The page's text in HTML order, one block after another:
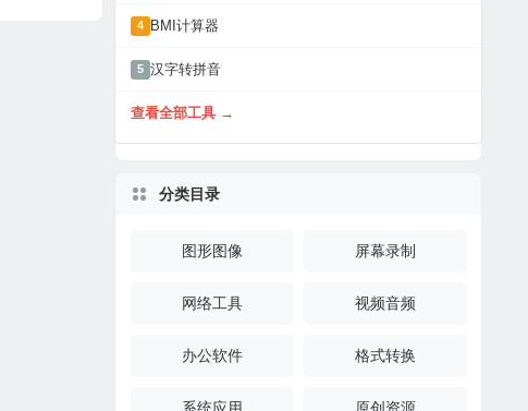
4 BMI计算器
5 汉字转拼音
查看全部工具 →
分类目录
图形图像 屏幕录制
网络工具 视频音频
办公软件 格式转换